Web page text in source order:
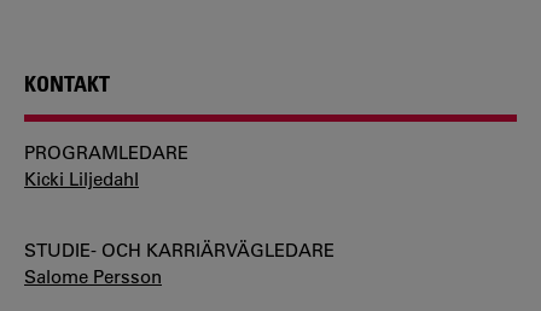
KONTAKT
PROGRAMLEDARE
Kicki Liljedahl
STUDIE- OCH KARRIÄRVÄGLEDARE
Salome Persson